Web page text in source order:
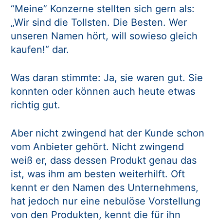
“Meine” Konzerne stellten sich gern als:
„Wir sind die Tollsten. Die Besten. Wer
unseren Namen hört, will sowieso gleich
kaufen!“ dar.
Was daran stimmte: Ja, sie waren gut. Sie
konnten oder können auch heute etwas
richtig gut.
Aber nicht zwingend hat der Kunde schon
vom Anbieter gehört. Nicht zwingend
weiß er, dass dessen Produkt genau das
ist, was ihm am besten weiterhilft. Oft
kennt er den Namen des Unternehmens,
hat jedoch nur eine nebulöse Vorstellung
von den Produkten, kennt die für ihn